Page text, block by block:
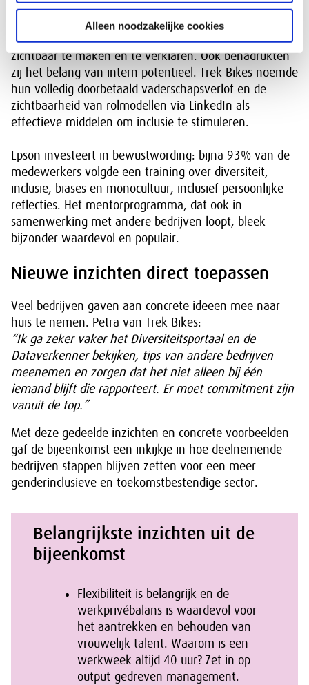
Alleen noodzakelijke cookies
voorbeelden van maatregelen die al worden ingezet.
IKEA voert jaarlijks een audit uit op gelijke beloning om
eventuele verschillen tussen mannen en vrouwen
zichtbaar te maken en te verklaren. Ook benadrukten
zij het belang van intern potentieel. Trek Bikes noemde
hun volledig doorbetaald vaderschapsverlof en de
zichtbaarheid van rolmodellen via LinkedIn als
effectieve middelen om inclusie te stimuleren.
Epson investeert in bewustwording: bijna 93% van de
medewerkers volgde een training over diversiteit,
inclusie, biases en monocultuur, inclusief persoonlijke
reflecties. Het mentorprogramma, dat ook in
samenwerking met andere bedrijven loopt, bleek
bijzonder waardevol en populair.
Nieuwe inzichten direct toepassen
Veel bedrijven gaven aan concrete ideeën mee naar
huis te nemen. Petra van Trek Bikes:
“Ik ga zeker vaker het Diversiteitsportaal en de
Dataverkenner bekijken, tips van andere bedrijven
meenemen en zorgen dat het niet alleen bij één
iemand blijft die rapporteert. Er moet commitment zijn
vanuit de top.”
Met deze gedeelde inzichten en concrete voorbeelden
gaf de bijeenkomst een inkijkje in hoe deelnemende
bedrijven stappen blijven zetten voor een meer
genderinclusieve en toekomstbestendige sector.
Belangrijkste inzichten uit de
bijeenkomst
Flexibiliteit is belangrijk en de
werkprivébalans is waardevol voor
het aantrekken en behouden van
vrouwelijk talent. Waarom is een
werkweek altijd 40 uur? Zet in op
output-gedreven management.